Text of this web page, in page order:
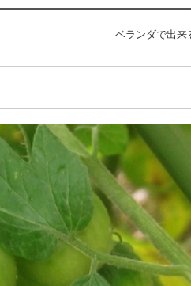
ベランダで出